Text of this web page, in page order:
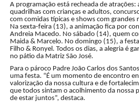
A programação está recheada de atrações:
quadrilhas com crianças e adultos,
com comidas típicas e shows com grandes
Na sexta-feira (13), a animação fica por
Andreia Macedo. No sábado (14), quem
Maida & Marcelo. No domingo (15), a
Filho & Ronyel. Todos os dias, a alegria é
no pátio da Matriz São José.
Para o pároco Padre João Carlos dos
uma festa. “É um momento de encontro
valorização da nossa cultura e de
que todos sintam o acolhimento da nossa
de estar juntos”, destaca.